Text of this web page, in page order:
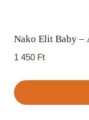
Nako Elit Baby –
1 450 Ft